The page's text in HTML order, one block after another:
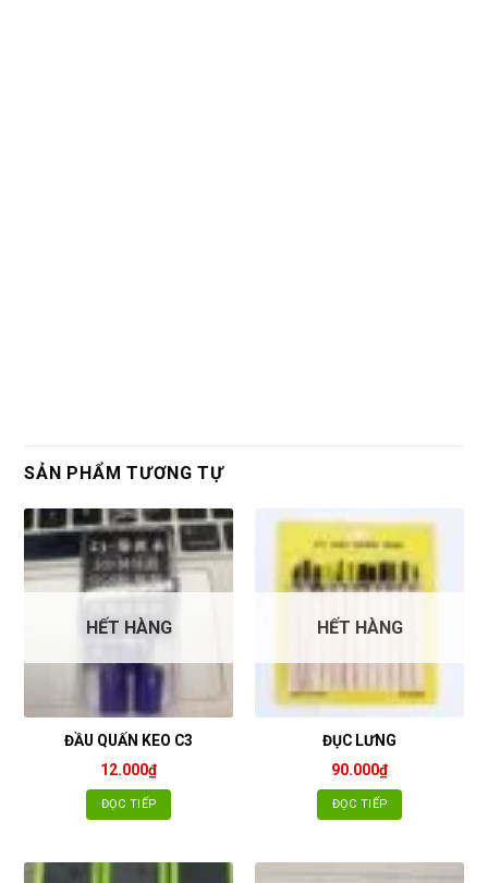
SẢN PHẨM TƯƠNG TỰ
HẾT HÀNG
ĐẦU QUẤN KEO C3
12.000₫
ĐỌC TIẾP
HẾT HÀNG
ĐỤC LƯNG
90.000₫
ĐỌC TIẾP